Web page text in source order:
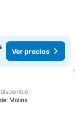
Ver precios
Molina